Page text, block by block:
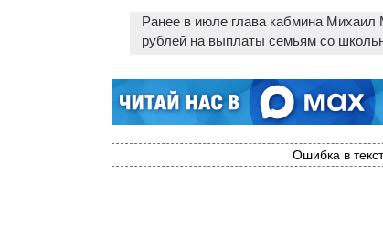
Ранее в июле глава кабмина
рублей на выплаты семьям со
Ошибка в